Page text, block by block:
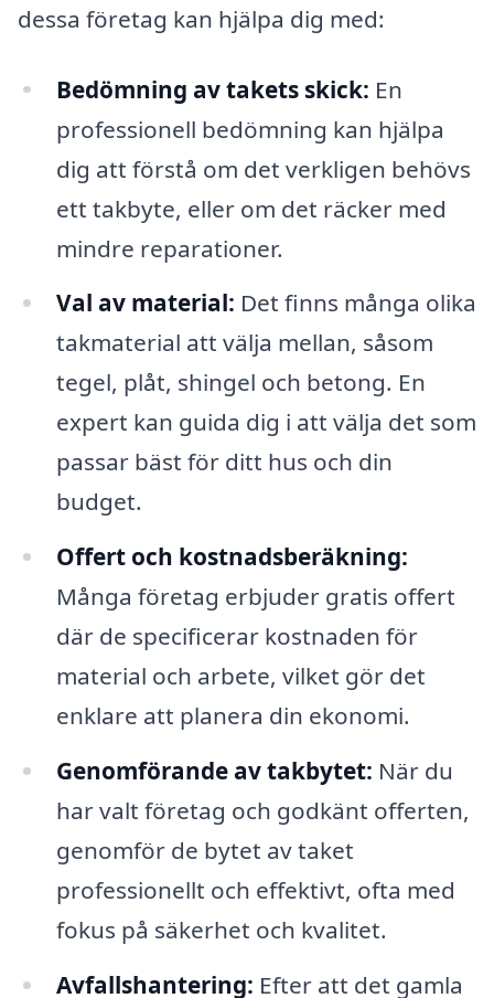
dessa företag kan hjälpa dig med:
Bedömning av takets skick: En
professionell bedömning kan hjälpa
dig att förstå om det verkligen behövs
ett takbyte, eller om det räcker med
mindre reparationer.
Val av material: Det finns många olika
takmaterial att välja mellan, såsom
tegel, plåt, shingel och betong. En
expert kan guida dig i att välja det som
passar bäst för ditt hus och din
budget.
Offert och kostnadsberäkning:
Många företag erbjuder gratis offert
där de specificerar kostnaden för
material och arbete, vilket gör det
enklare att planera din ekonomi.
Genomförande av takbytet: När du
har valt företag och godkänt offerten,
genomför de bytet av taket
professionellt och effektivt, ofta med
fokus på säkerhet och kvalitet.
Avfallshantering: Efter att det gamla